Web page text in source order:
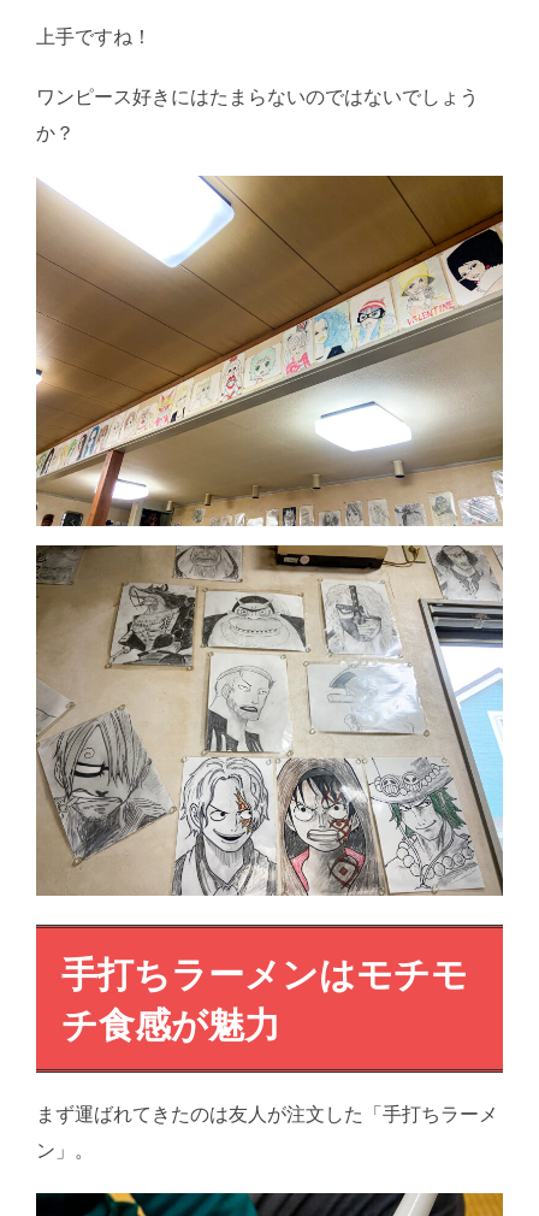
上手ですね！
ワンピース好きにはたまらないのではないでしょう
か？
手打ちラーメンはモチモ
チ食感が魅力
まず運ばれてきたのは友人が注文した「手打ちラーメ
ン」。